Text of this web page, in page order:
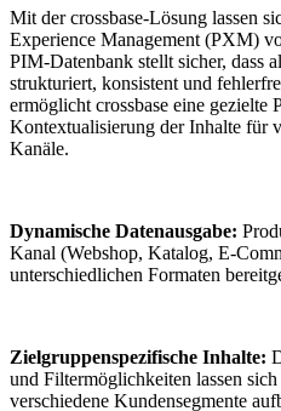
Mit der crossbase-Lösung lassen
Experience Management (PXM)
PIM-Datenbank stellt sicher, dass
strukturiert, konsistent und
ermöglicht crossbase eine gezielte
Kontextualisierung der Inhalte für
Kanäle.
Dynamische Datenausgabe:
Kanal (Webshop, Katalog, E-
unterschiedlichen Formaten
Zielgruppenspezifische Inhalte:
und Filtermöglichkeiten lassen
verschiedene Kundensegmente